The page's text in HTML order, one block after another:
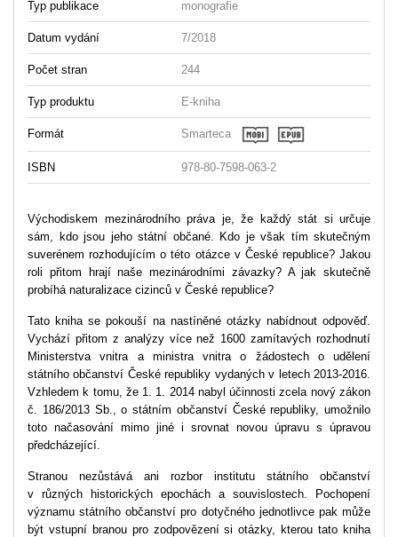
Typ publikace monografie
Datum vydání 7/2018
Počet stran 244
Typ produktu E-kniha
Formát Smarteca
ISBN 978-80-7598-063-2
Východiskem mezinárodního práva je, že každý stát si určuje
sám, kdo jsou jeho státní občané. Kdo je však tím skutečným
suverénem rozhodujícím o této otázce v České republice? Jakou
roli přitom hrají naše mezinárodními závazky? A jak skutečně
probíhá naturalizace cizinců v České republice?
Tato kniha se pokouší na nastíněné otázky nabídnout odpověď.
Vychází přitom z analýzy více než 1600 zamítavých rozhodnutí
Ministerstva vnitra a ministra vnitra o žádostech o udělení
státního občanství České republiky vydaných v letech 2013-2016.
Vzhledem k tomu, že 1. 1. 2014 nabyl účinnosti zcela nový zákon
č. 186/2013 Sb., o státním občanství České republiky, umožnilo
toto načasování mimo jiné i srovnat novou úpravu s úpravou
předcházející.
Stranou nezůstává ani rozbor institutu státního občanství
v různých historických epochách a souvislostech. Pochopení
významu státního občanství pro dotyčného jednotlivce pak může
být vstupní branou pro zodpovězení si otázky, kterou tato kniha